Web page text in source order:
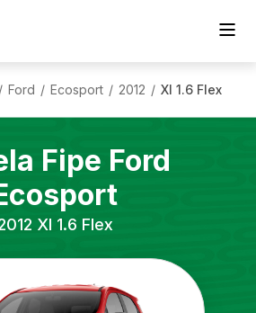
/ Ford / Ecosport / 2012 / Xl 1.6 Flex
Fipe Ford
Xl 1.6 Flex